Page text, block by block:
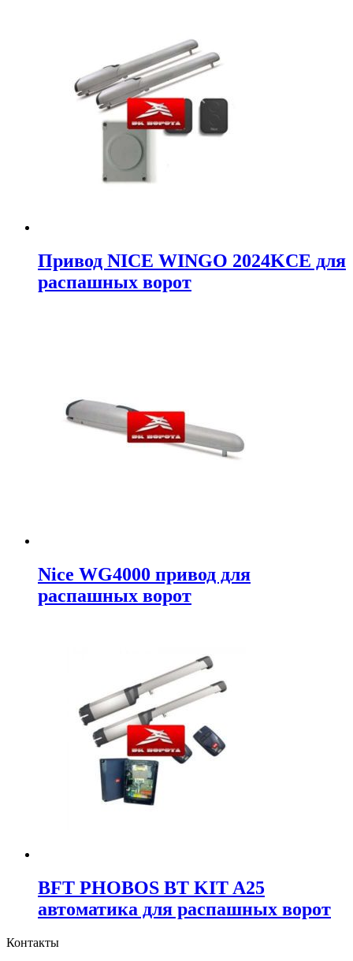
Привод NICE WINGO 2024KCE для
распашных ворот
Nice WG4000 привод для
распашных ворот
BFT PHOBOS BT KIT A25
автоматика для распашных ворот
Контакты